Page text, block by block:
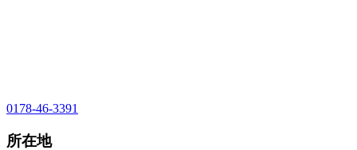
0178-46-3391
所在地